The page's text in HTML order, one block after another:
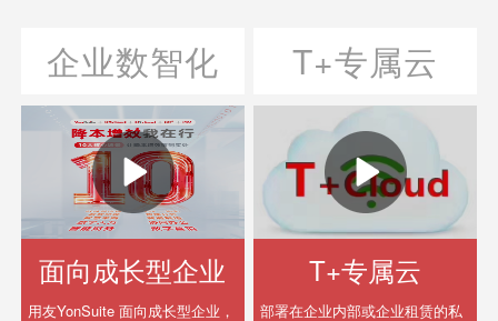
企业数智化
面向成长型企业
用友YonSuite 面向成长型企业，
T+专属云
T+专属云
部署在企业内部或企业租赁的私